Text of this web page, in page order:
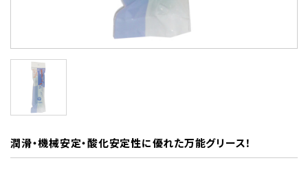
潤滑・機械安定・酸化安定性に優れた万能グリース！